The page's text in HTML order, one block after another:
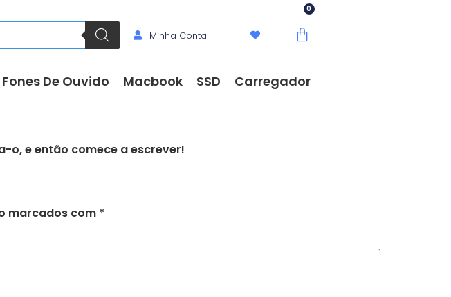
Fones De Ouvido Macbook SSD Carregador
Minha Conta
o, e então comece a escrever!
marcados com *